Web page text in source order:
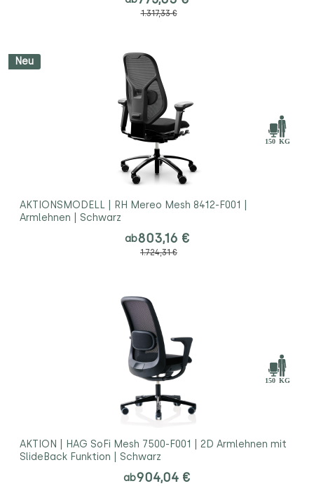
1.317,33 €
Neu
AKTIONSMODELL | RH Mereo Mesh 8412-F001 |
Armlehnen | Schwarz
ab803,16 €
1.724,31 €
AKTION | HAG SoFi Mesh 7500-F001 | 2D Armlehnen mit
SlideBack Funktion | Schwarz
ab904,04 €